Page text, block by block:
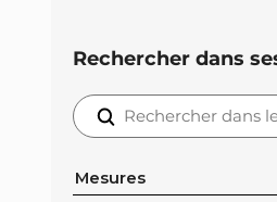
Rechercher dans
Mesures